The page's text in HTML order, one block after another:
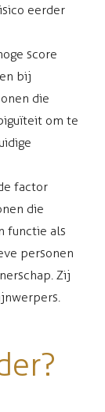
eerder
score
bij
die
om te
factor
die
functie als
personen
Zij